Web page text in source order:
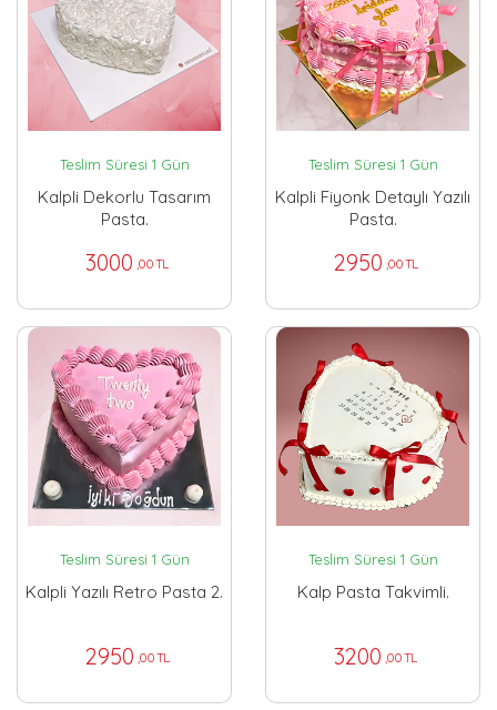
Teslim Süresi 1 Gün
Kalpli Dekorlu Tasarım
Pasta.
3000 ,00 TL
Teslim Süresi 1 Gün
Kalpli Fiyonk Detaylı Yazılı
Pasta.
2950 ,00 TL
Teslim Süresi 1 Gün
Kalpli Yazılı Retro Pasta 2.
2950 ,00 TL
Teslim Süresi 1 Gün
Kalp Pasta Takvimli.
3200 ,00 TL